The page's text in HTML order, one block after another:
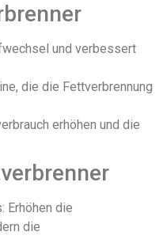
und verbessert
die die Fettverbrennung
erhöhen und die
Erhöhen die
die